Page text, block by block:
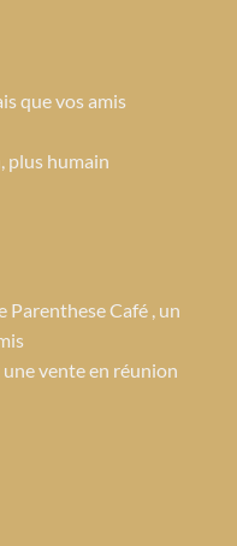
que vos amis
plus humain
Parenthese Café , un
vente en réunion